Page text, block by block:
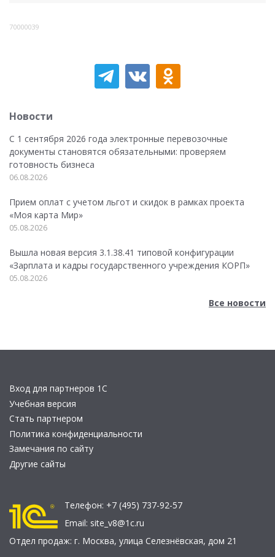
70000039
Новости
С 1 сентября 2026 года электронные перевозочные
документы становятся обязательными: проверяем
готовность бизнеса
06.08.2026
Прием оплат с учетом льгот и скидок в рамках проекта
«Моя карта Мир»
05.08.2026
Вышла новая версия 3.1.38.41 типовой конфигурации
«Зарплата и кадры государственного учреждения КОРП»
05.08.2026
Все новости
Вход для партнеров 1С
Учебная версия
Стать партнером
Политика конфиденциальности
Замечания по сайту
Другие сайты
Телефон: +7 (495) 737-92-57
Email: site_v8@1c.ru
Отдел продаж: г. Москва, улица Селезнёвская, дом 21